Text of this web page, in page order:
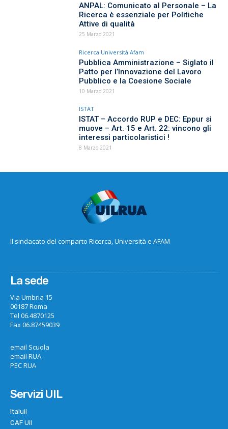
ANPAL: Comunicato al Personale – La
Ricerca è essenziale per Politiche
Attive di qualità
25 Marzo 2021
Ricerca Università Afam
Pubblica Amministrazione – Siglato il
Patto per l’Innovazione del Lavoro
Pubblico e la Coesione Sociale
10 Marzo 2021
ISTAT
ISTAT – Accordo RUP e DEC: Eppur si
muove – Art. 15 e Art. 22: vincono gli
interessi particolaristici !
8 Marzo 2021
Il sindacato del comparto Ricerca, Università e AFAM
La sede
Via Umbria 15
00187 Roma
Tel 06.4870125
Fax 06.87459039
email Scuola
email RUA
PEC RUA
Servizi UIL
Italuil
CAF Uil